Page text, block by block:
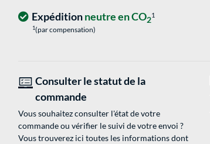
Expéditionneutre en CO21
1(par compensation)
Consulter le statut de la
commande
Vous souhaitez consulter l'état de votre
commande ou vérifier le suivi de votre envoi ?
Vous trouverez ici toutes les informations dont